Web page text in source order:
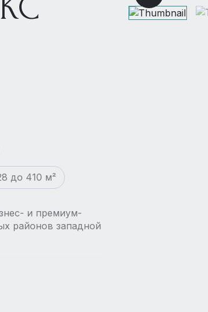
до 410 м²
и премиум-
районов западной